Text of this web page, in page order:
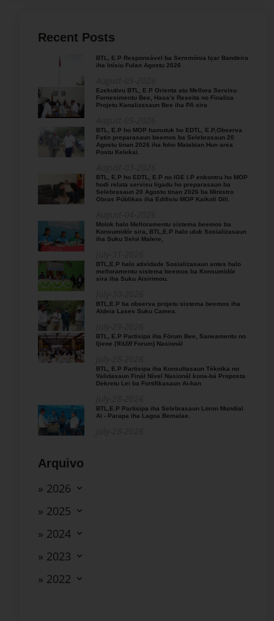
Recent Posts
BTL, E.P Responsável ba Seremónia Içar Bandeira
iha Inísiu Fulan Agostu 2026
Ezekutivu BTL, E.P Orienta atu Mellora Servisu
Fornesimentu Bee, Hasa’e Reseita no Finaliza
Projetu Kanalizasaun Bee iha PA sira
BTL, E.P ho MOP hamutuk ho EDTL, E.P,Observa
Fatin preparasaun beemos ba Selebrasaun 20
Agostu tinan 2026 iha foho Matabian Hun area
Postu Kelekai.
BTL, E.P ho EDTL, E.P no IGE I.P enkontru ho MOP
hodi relata servisu ligadu ho preparasaun ba
Selebrasaun 20 Agostu tinan 2026 ba Ministro
Obras Públikas iha Edifisiu MOP Kaikoli Dili.
Molok halo Melloramentu sistema beemos ba
Konsumidór sira, BTL,E.P halo uluk Sosializasaun
iha Suku Seloi Malere,
BTL,E.P halo atividade Sosializasaun antes halo
melloramentu sistema beemos ba Konsumidór
sira iha Suku Aisirimou.
BTL,E.P ba observa projetu sistema beemos iha
Aldeia Lases Suku Camea.
BTL, E.P Partisipa iha Fórum Bee, Saneamentu no
Ijiene (𝑊𝐴𝑆𝐻 Forum) Nasionál
BTL, E.P Partisipa iha Konsultasaun Téknika no
Validasaun Finál Nível Nasionál kona-bá Proposta
Dekretu Lei ba Fortifikasaun Ai-han
BTL,E.P Partisipa iha Selebrasaun Loron Mundial
Ai - Parapa iha Lagoa Bemalae.
Arquivo
» 2026
» 2025
» 2024
» 2023
» 2022